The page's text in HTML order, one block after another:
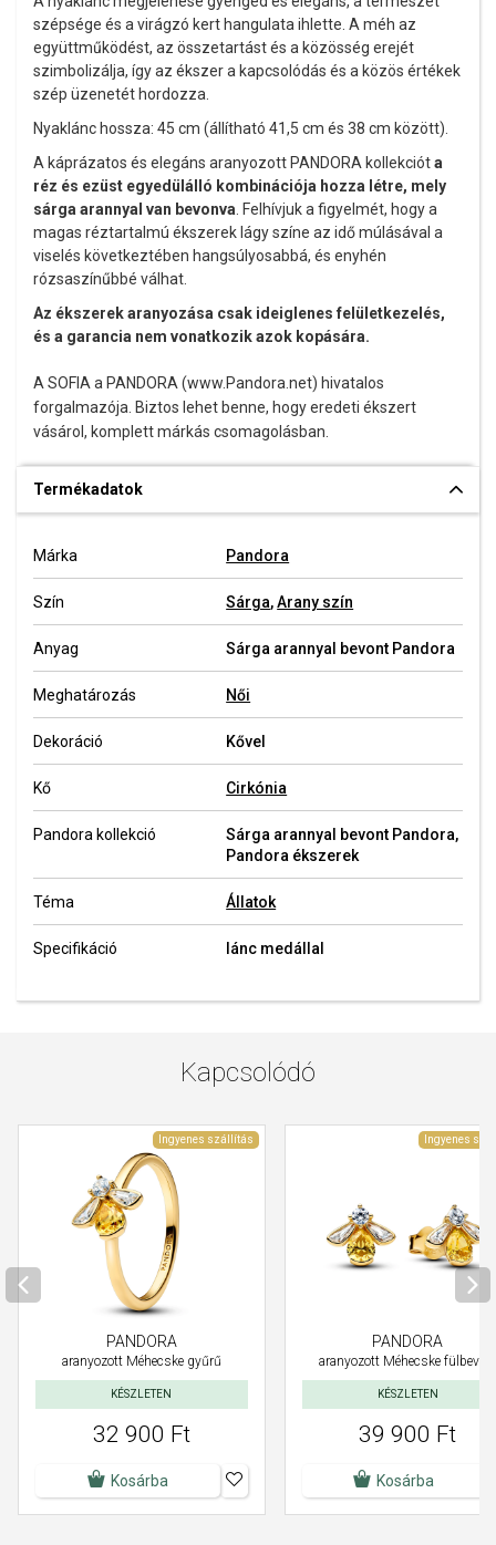
szépsége és a virágzó kert hangulata ihlette. A méh az
együttműködést, az összetartást és a közösség erejét
szimbolizálja, így az ékszer a kapcsolódás és a közös értékek
szép üzenetét hordozza.
Nyaklánc hossza: 45 cm (állítható 41,5 cm és 38 cm között).
A káprázatos és elegáns aranyozott PANDORA kollekcióta
réz és ezüst egyedülálló kombinációja hozza létre, mely
sárga arannyal van bevonva . Felhívjuk a figyelmét, hogy a
magas réztartalmú ékszerek lágy színe az idő múlásával a
viselés következtében hangsúlyosabbá, és enyhén
rózsaszínűbbé válhat.
Az ékszerek aranyozása csak ideiglenes felületkezelés,
és a garancia nem vonatkozik azok kopására.
A SOFIA a PANDORA (www.Pandora.net) hivatalos
forgalmazója. Biztos lehet benne, hogy eredeti ékszert
vásárol, komplett márkás csomagolásban.
Termékadatok
Márka Pandora
Szín Sárga,Arany szín
Anyag Sárga arannyal bevont Pandora
Meghatározás Női
Dekoráció Kővel
Kő Cirkónia
Pandora kollekció
Sárga arannyal bevont Pandora,
Pandora ékszerek
Téma Állatok
Specifikáció lánc medállal
Kapcsolódó
Ingyenes szállítás
PANDORA
aranyozott Méhecske gyűrű
KÉSZLETEN
32 900 Ft
Kosárba
Ingyenes
PANDORA
aranyozott Méhecske fülbevaló
KÉSZLETEN
39 900 Ft
Kosárba